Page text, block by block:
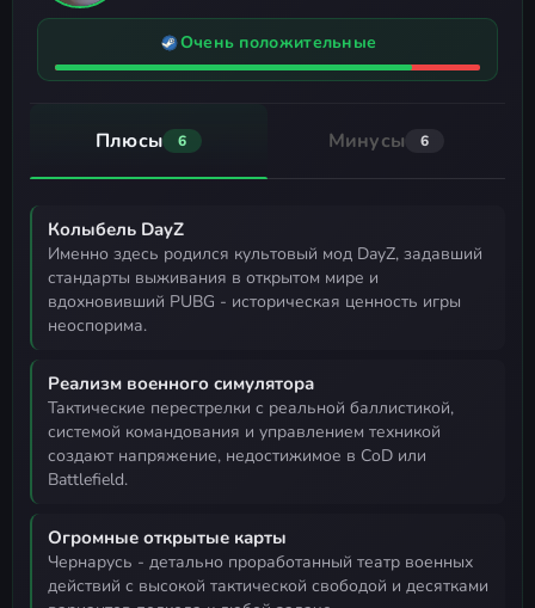
Очень положительные
Плюсы 6 Минусы 6
Колыбель DayZ
именно здесь родился культовый мод DayZ, задавший
стандарты выживания в открытом мире и
вдохновивший PUBG - историческая ценность игры
неоспорима.
Реализм военного симулятора
тактические перестрелки с реальной баллистикой,
системой командования и управлением техникой
создают напряжение, недостижимое в CoD или
Battlefield.
Огромные открытые карты
Чернарусь - детально проработанный театр военных
действий с высокой тактической свободой и десятками